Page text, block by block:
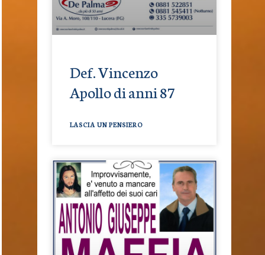
Def. Vincenzo
Apollo di anni 87
LASCIA UN PENSIERO